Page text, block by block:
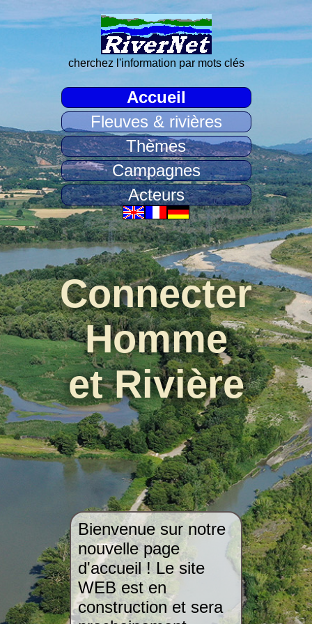
cherchez l'information par mots clés
Accueil
Fleuves & rivières
Thèmes
Campagnes
Acteurs
Bienvenue sur notre
nouvelle page
d'accueil ! Le site
WEB est en
construction et sera
Connecter
Homme
et Rivière